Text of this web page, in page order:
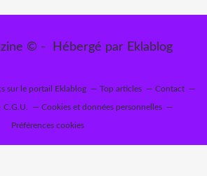
© - Hébergé par Eklablog
sur le portail Eklablog Top articles Contact
C.G.U. Cookies et données personnelles
Préférences cookies